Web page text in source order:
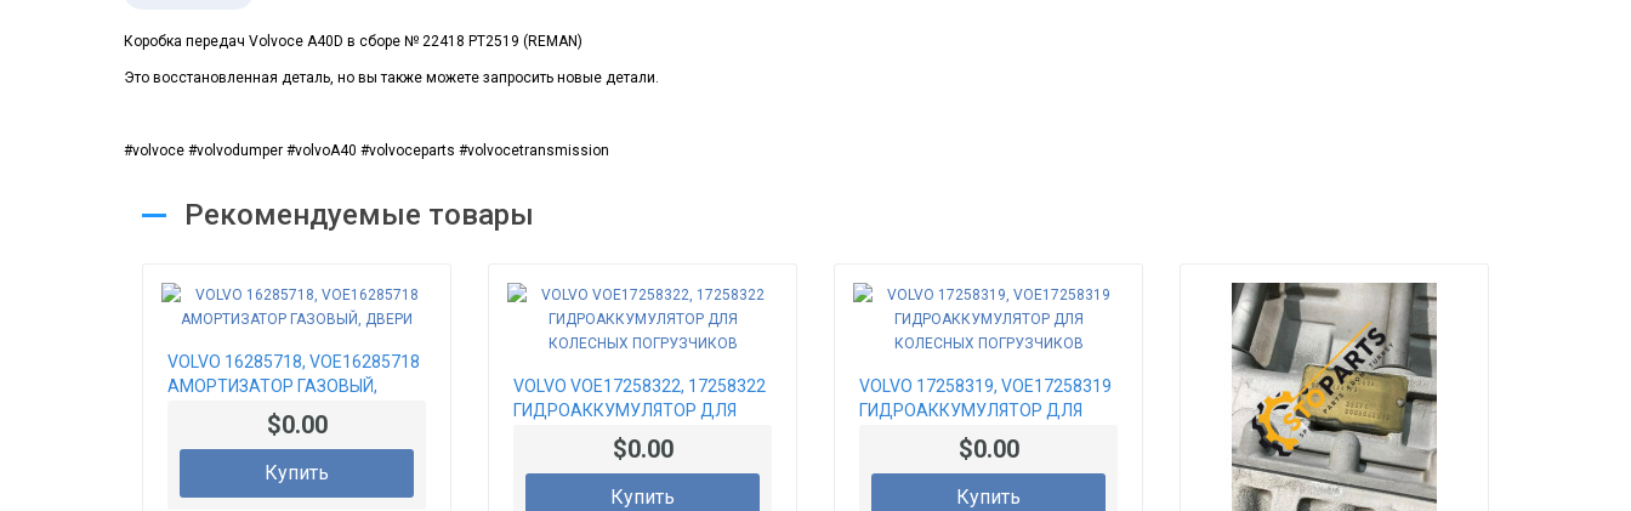
Коробка передач Volvoce A40D в сборе № 22418 PT2519 (REMAN)
Это восстановленная деталь, но вы также можете запросить новые детали.
#volvoce #volvodumper #volvoA40 #volvoceparts #volvocetransmission
Рекомендуемые товары
VOLVO 16285718, VOE16285718
АМОРТИЗАТОР ГАЗОВЫЙ,
$0.00
Купить
VOLVO VOE17258322, 17258322
ГИДРОАККУМУЛЯТОР ДЛЯ
КОЛЕСНЫХ ПОГРУЗЧИКОВ
$0.00
Купить
VOLVO 17258319, VOE17258319
ГИДРОАККУМУЛЯТОР ДЛЯ
КОЛЕСНЫХ ПОГРУЗЧИКОВ
$0.00
Купить